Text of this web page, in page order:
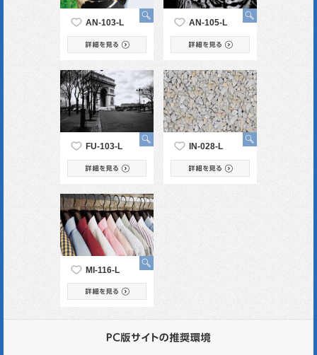
AN-103-L AN-105-L
FU-103-L IN-028-L
MI-116-L